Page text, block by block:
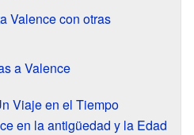
Valence con otras
a Valence
Viaje en el Tiempo
en la antigüedad y la Edad